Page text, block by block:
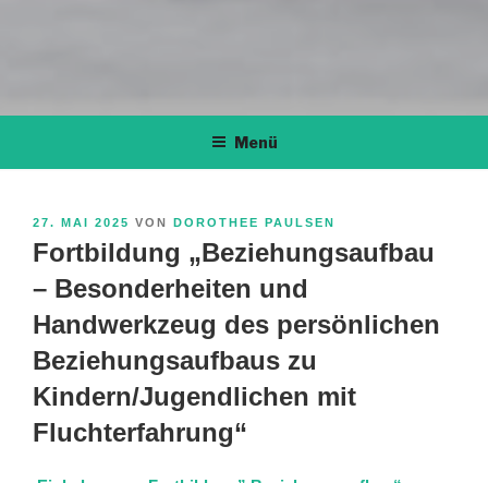
Menü
VERÖFFENTLICHT
AM
27. MAI 2025 VON DOROTHEE PAULSEN
Fortbildung „Beziehungsaufbau
– Besonderheiten und
Handwerkzeug des persönlichen
Beziehungsaufbaus zu
Kindern/Jugendlichen mit
Fluchterfahrung“